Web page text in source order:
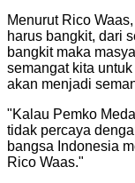
Menurut Rico
harus bangkit, dari
bangkit maka
semangat kita
akan menjadi
"Kalau Pemko
tidak percaya
bangsa Indonesia
Rico Waas."